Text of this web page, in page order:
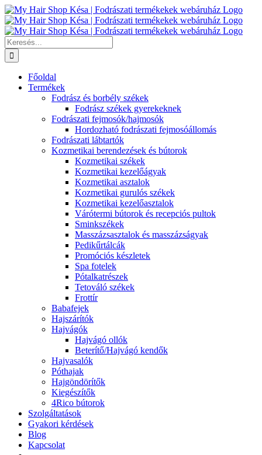
Kihagyás
Keresés...
Főoldal
Termékek
Fodrász és borbély székek
Fodrász székek gyerekeknek
Fodrászati fejmosók/hajmosók
Hordozható fodrászati fejmosóállomás
Fodrászati lábtartók
Kozmetikai berendezések és bútorok
Kozmetikai székek
Kozmetikai kezelőágyak
Kozmetikai asztalok
Kozmetikai gurulós székek
Kozmetikai kezelőasztalok
Várótermi bútorok és recepciós pultok
Sminkszékek
Masszázsasztalok és masszázságyak
Pedikűrtálcák
Promóciós készletek
Spa fotelek
Pótalkatrészek
Tetováló székek
Frottír
Babafejek
Hajszárítók
Hajvágók
Hajvágó ollók
Beterítő/Hajvágó kendők
Hajvasalók
Póthajak
Hajgöndörítők
Kiegészítők
4Rico bútorok
Szolgáltatások
Gyakori kérdések
Blog
Kapcsolat